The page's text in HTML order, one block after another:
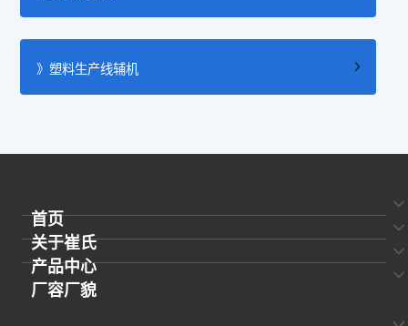
》塑料生产线辅机
首页
关于崔氏
产品中心
厂容厂貌